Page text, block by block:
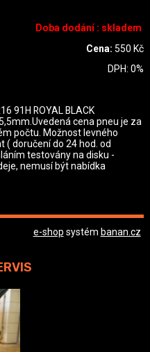
Doba dodání : skladem
Cena: 550 Kč
DPH:0%
91H ROYAL BLACK
cena pneu je za
počtu. Možnost levného
( doručení do 24 hod. od
testovány na disku -
nemusí být nabídka
e-shop systém banan.cz